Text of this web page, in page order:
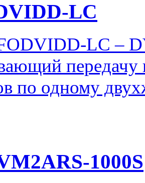
LC
LC –
передачу
по одному
1000S